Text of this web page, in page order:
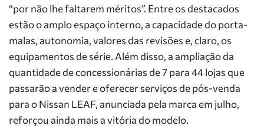
“por não lhe faltarem méritos”. Entre os destacados
estão o amplo espaço interno, a capacidade do porta-
malas, autonomia, valores das revisões e, claro, os
equipamentos de série. Além disso, a ampliação da
quantidade de concessionárias de 7 para 44 lojas que
passarão a vender e oferecer serviços de pós-venda
para o Nissan LEAF, anunciada pela marca em julho,
reforçou ainda mais a vitória do modelo.